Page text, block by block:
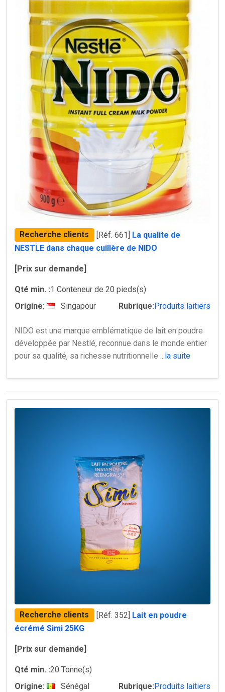
Recherche clients [Réf. 661] La qualite de
NESTLE dans chaque cuillère de NIDO
[Prix sur demande]
Qté min. :1 Conteneur de 20 pieds(s)
Origine:
Singapour Rubrique:Produits laitiers
NIDO est une marque emblématique de lait en poudre
développée par Nestlé, reconnue dans le monde entier
pour sa qualité, sa richesse nutritionnelle ...la suite
Recherche clients [Réf. 352] Lait en poudre
écrémé Simi 25KG
[Prix sur demande]
Qté min. :20 Tonne(s)
Origine:
Sénégal Rubrique:Produits laitiers